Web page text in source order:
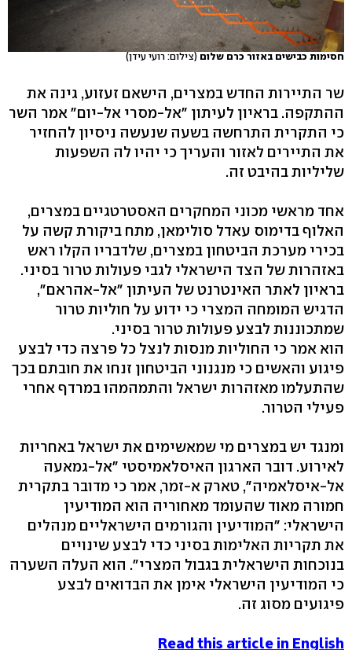
חסימות כבישים באזור כרם שלום (צילום: רועי עידן)
שר התיירות החדש במצרים, הישאם זעזוע, גינה את
ההתקפה. בראיון לעיתון "אל-מסרי אל-יום" אמר השר
כי התקרית התרחשה בשעה שנעשה ניסיון להחזיר
את התיירים לאזור והעריך כי יהיו לה השפעות
שליליות בהיבט זה.
אחד מראשי מכוני המחקרים האסטרטגיים במצרים,
האלוף בדימוס עאדל סולימאן, מתח ביקורת קשה על
בכירי מערכת הביטחון במצרים, שלדבריו הקלו ראש
באזהרות של הצד הישראלי לגבי פעולות טרור בסיני.
בראיון לאתר האינטרנט של העיתון "אל-אהראם",
הדגיש המומחה המצרי כי ידוע על חוליות טרור
שמתכוננות לבצע פעולות טרור בסיני.
הוא אמר כי החוליות מנסות לנצל כל פרצה כדי לבצע
פיגוע והאשים כי מנגנוני הביטחון זנחו את חובתם בכך
שהתעלמו מאזהרות ישראל והתמהמהו במרדף אחרי
פעילי הטרור.
ומנגד יש במצרים מי שמאשימים את ישראל באחריות
לאירוע. דובר הארגון האיסלאמיסטי "אל-גמאעה
אל-איסלאמיה", טארק א-זמר, אמר כי מדובר בתקרית
חמורה מאוד שהעומד מאחוריה הוא המודיעין
הישראלי: "המודיעין והגורמים הישראליים מנהלים
את תקריות האלימות בסיני כדי לבצע שינויים
בנוכחות הישראלית בגבול המצרי". הוא העלה השערה
כי המודיעין הישראלי אימן את הבדואים לבצע
פיגועים מסוג זה.
Read this article in English